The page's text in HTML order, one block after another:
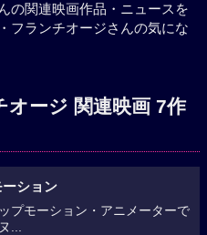
の関連映画作品・ニュースを
フランチオージさんの気にな
ージ 関連映画 7作
ーション
プモーション・アニメーターで
...